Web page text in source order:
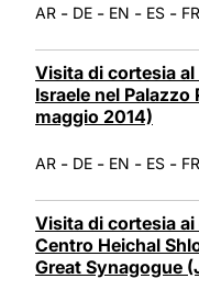
AR - DE - EN - ES - FR
Visita di cortesia
Israele nel
maggio 2014)
AR - DE - EN - ES - FR
Visita di cortesia ai
Centro Heichal
Great Synagogue